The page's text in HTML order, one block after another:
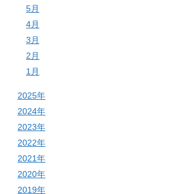
5月
4月
3月
2月
1月
2025年
2024年
2023年
2022年
2021年
2020年
2019年